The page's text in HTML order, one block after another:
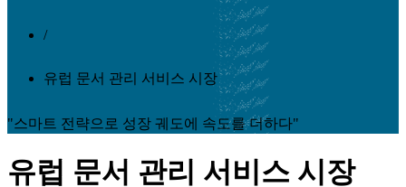
/
유럽 ​​문서 관리 서비스 시장
"스마트 전략으로 성장 궤도에 속도를 더하다"
유럽 ​​문서 관리 서비스 시장